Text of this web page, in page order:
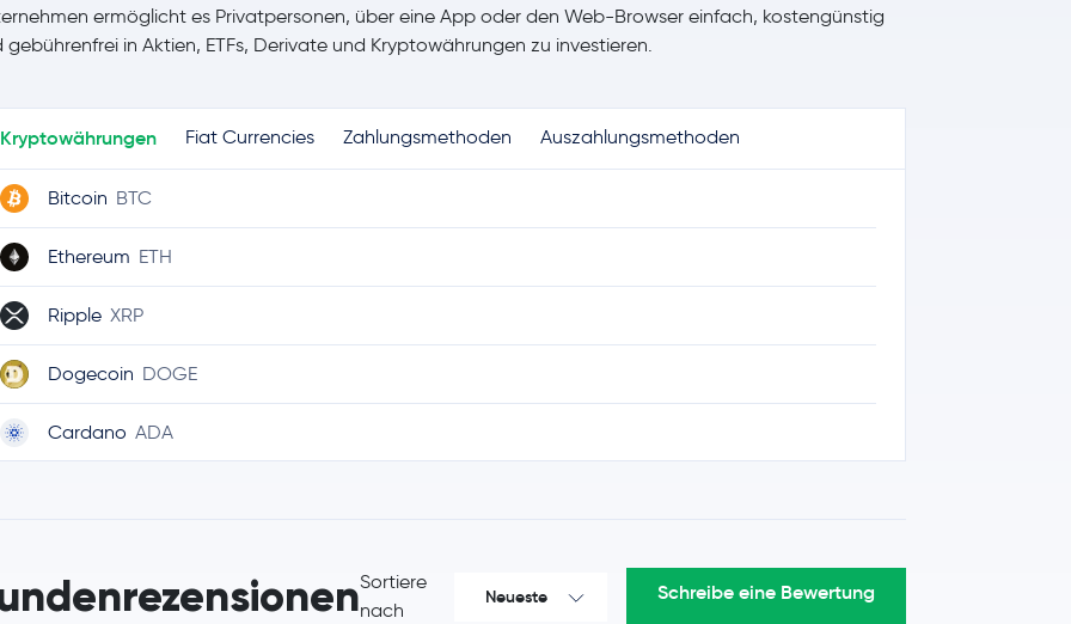
ermöglicht es Privatpersonen, über eine App oder den Web-Browser einfach, kostengünstig
gebührenfrei in Aktien, ETFs, Derivate und Kryptowährungen zu investieren.
Kryptowährungen Fiat Currencies Zahlungsmethoden Auszahlungsmethoden
Bitcoin BTC
Ethereum ETH
Ripple XRP
Dogecoin DOGE
Cardano ADA
Polkadot DOT
Sortiere
nach
Neueste Schreibe eine Bewertung